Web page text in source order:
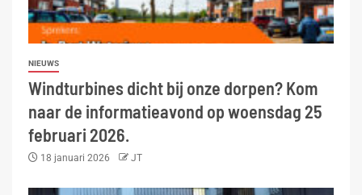
NIEUWS
Windturbines dicht bij onze dorpen? Kom
naar de informatieavond op woensdag 25
februari 2026.
18 januari 2026 JT